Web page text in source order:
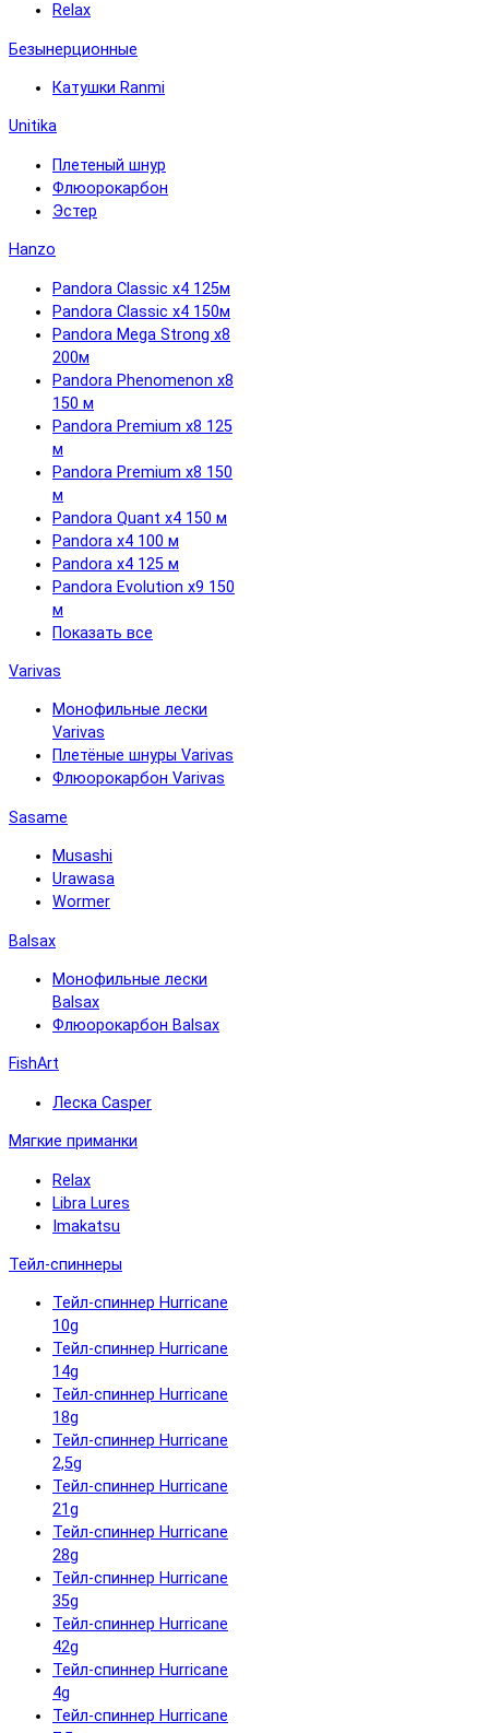
Relax
Безынерционные
Катушки Ranmi
Unitika
Плетеный шнур
Флюорокарбон
Эстер
Hanzo
Pandora Classic x4 125м
Pandora Classic x4 150м
Pandora Mega Strong x8
200м
Pandora Phenomenon x8
150 м
Pandora Premium x8 125
м
Pandora Premium x8 150
м
Pandora Quant x4 150 м
Pandora x4 100 м
Pandora x4 125 м
Pandora Evolution x9 150
м
Показать все
Varivas
Монофильные лески
Varivas
Плетёные шнуры Varivas
Флюорокарбон Varivas
Sasame
Musashi
Urawasa
Wormer
Balsax
Монофильные лески
Balsax
Флюорокарбон Balsax
FishArt
Леска Casper
Мягкие приманки
Relax
Libra Lures
Imakatsu
Тейл-спиннеры
Тейл-спиннер Hurricane
10g
Тейл-спиннер Hurricane
14g
Тейл-спиннер Hurricane
18g
Тейл-спиннер Hurricane
2,5g
Тейл-спиннер Hurricane
21g
Тейл-спиннер Hurricane
28g
Тейл-спиннер Hurricane
35g
Тейл-спиннер Hurricane
42g
Тейл-спиннер Hurricane
4g
Тейл-спиннер Hurricane